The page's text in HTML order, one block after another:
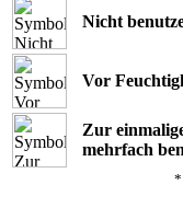
Nicht
Vor
Zur
mehrfach
*